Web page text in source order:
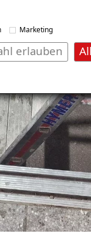
Marketing
erlauben